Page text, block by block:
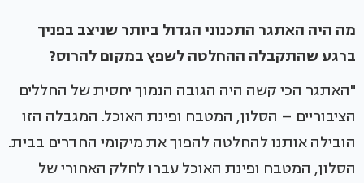
מה היה האתגר התכנוני הגדול ביותר שניצב בפניך
ברגע שהתקבלה ההחלטה לשפץ במקום להרוס?
"האתגר הכי קשה היה הגובה הנמוך יחסית של החללים
הציבוריים – הסלון, המטבח ופינת האוכל. המגבלה הזו
הובילה אותנו להחלטה להפוך את מיקומי החדרים בבית.
הסלון, המטבח ופינת האוכל עברו לחלק האחורי של